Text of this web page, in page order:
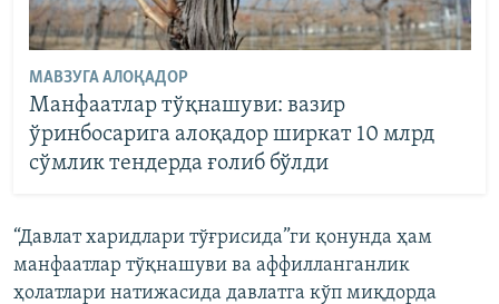
МАВЗУГА АЛОҚАДОР
Манфаатлар тўқнашуви: вазир
ўринбосарига алоқадор ширкат 10 млрд
сўмлик тендерда ғолиб бўлди
“Давлат харидлари тўғрисида”ги қонунда ҳам
манфаатлар тўқнашуви ва аффилланганлик
ҳолатлари натижасида давлатга кўп миқдорда